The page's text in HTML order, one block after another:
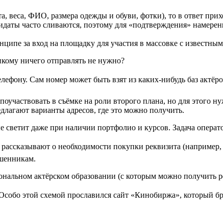
веса, ФИО, размера одежды и обуви, фотки), то в ответ
часто сливаются, поэтому для «подтверждения»
за вход на площадку для участия в массовке с
ничего отправлять не нужно?
Сам номер может быть взят из каких-нибудь баз
в съёмке на роли второго плана, но для
варианты адресов, где это можно получить.
даже при наличии портфолио и курсов. Задача
о необходимости покупки реквизита
актёрском образовании (с которым можно получить
этой схемой прославился сайт «Кинобиржа», который